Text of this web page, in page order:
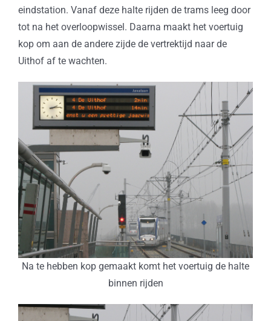
eindstation. Vanaf deze halte rijden de trams leeg door
tot na het overloopwissel. Daarna maakt het voertuig
kop om aan de andere zijde de vertrektijd naar de
Uithof af te wachten.
Na te hebben kop gemaakt komt het voertuig de halte
binnen rijden